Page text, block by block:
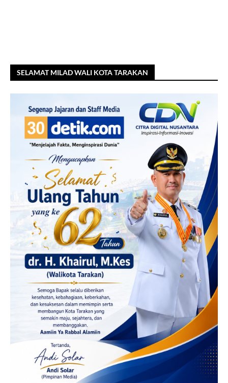
SELAMAT MILAD WALI KOTA TARAKAN